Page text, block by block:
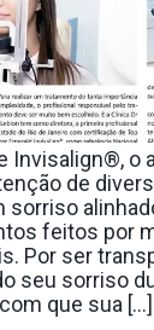
Invisalign®, o
de
feitos por
Por ser
seu sorriso
que sua […]